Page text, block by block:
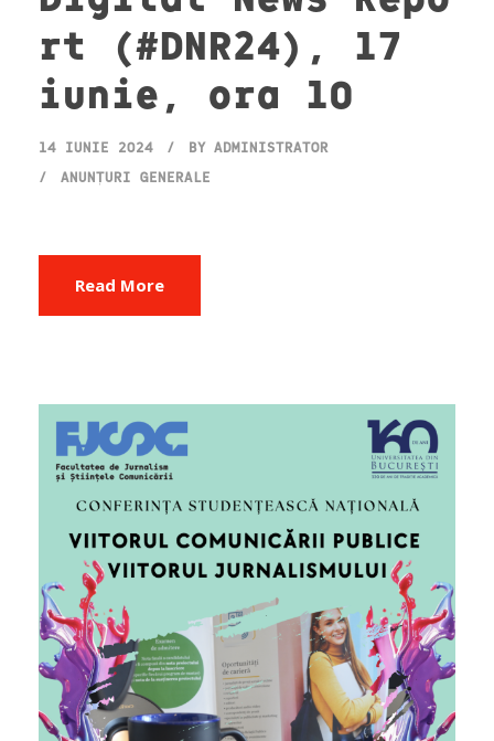
rt (#DNR24), 17
iunie, ora 10
14 IUNIE 2024 BY ADMINISTRATOR
ANUNȚURI GENERALE
Read More